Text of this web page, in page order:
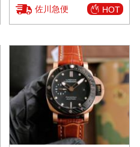
佐川急便 HOT